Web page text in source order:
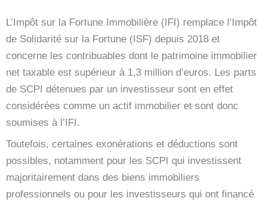
L’Impôt sur la Fortune Immobilière (IFI) remplace l’Impôt
de Solidarité sur la Fortune (ISF) depuis 2018 et
concerne les contribuables dont le patrimoine immobilier
net taxable est supérieur à 1,3 million d’euros. Les parts
de SCPI détenues par un investisseur sont en effet
considérées comme un actif immobilier et sont donc
soumises à l’IFI.
Toutefois, certaines exonérations et déductions sont
possibles, notamment pour les SCPI qui investissent
majoritairement dans des biens immobiliers
professionnels ou pour les investisseurs qui ont financé